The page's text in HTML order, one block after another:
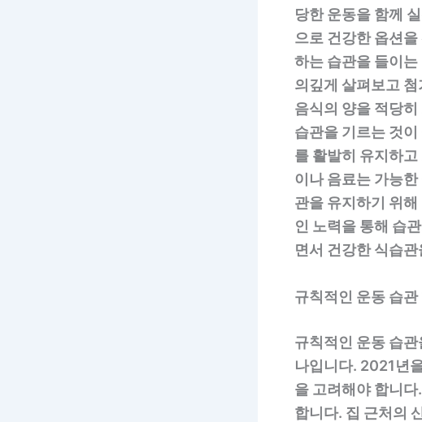
당한 운동을 함께
으로 건강한 옵션
하는 습관을 들이
의깊게 살펴보고
음식의 양을 적당
습관을 기르는 것
를 활발히 유지하
이나 음료는 가능
관을 유지하기 위
인 노력을 통해 습
면서 건강한 식습
규칙적인 운동 습관
규칙적인 운동 습
나입니다. 2021년
을 고려해야 합니
합니다. 집 근처의